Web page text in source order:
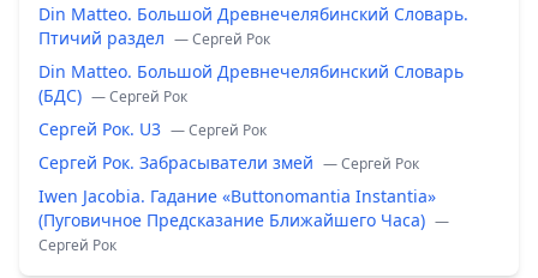
Din Matteo. Большой Древнечелябинский Словарь.
Птичий раздел — Сергей Рок
Din Matteo. Большой Древнечелябинский Словарь
(БДС) — Сергей Рок
Сергей Рок. U3 — Сергей Рок
Сергей Рок. Забрасыватели змей — Сергей Рок
Iwen Jacobia. Гадание «Buttonomantia Instantia»
(Пуговичное Предсказание Ближайшего Часа) —
Сергей Рок